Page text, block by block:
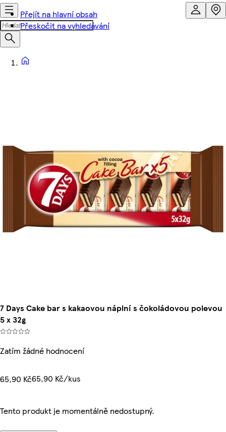
Přejít na hlavní obsah
Přeskočit na vyhledávání
7 Days Cake bar s kakaovou náplní s čokoládovou polevou
5 x 32g
Zatím žádné hodnocení
65,90 Kč65,90 Kč/kus
Tento produkt je momentálně nedostupný.